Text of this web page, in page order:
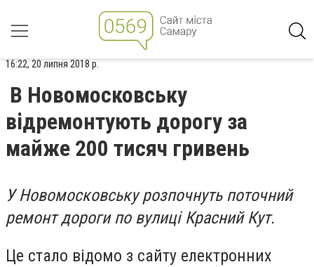
16:22, 20 липня 2018 р.
В Новомосковську
відремонтують дорогу за
майже 200 тисяч гривень
У Новомосковську розпочнуть поточний
ремонт дороги по вулиці Красний Кут.
Це стало відомо з сайту електронних